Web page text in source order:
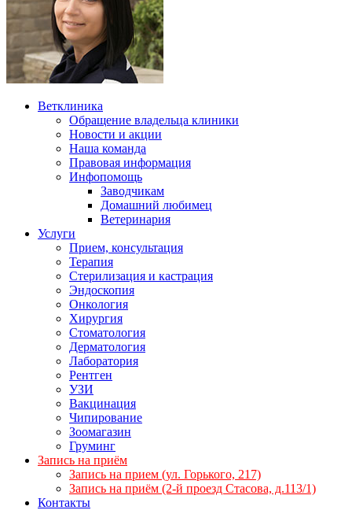
Ветклиника
Обращение владельца клиники
Новости и акции
Наша команда
Правовая информация
Инфопомощь
Заводчикам
Домашний любимец
Ветеринария
Услуги
Прием, консультация
Терапия
Стерилизация и кастрация
Эндоскопия
Онкология
Хирургия
Стоматология
Дерматология
Лаборатория
Рентген
УЗИ
Вакцинация
Чипирование
Зоомагазин
Груминг
Запись на приём
Запись на прием (ул. Горького, 217)
Запись на приём (2-й проезд Стасова, д.113/1)
Контакты